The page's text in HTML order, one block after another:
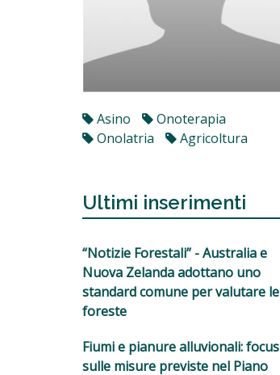
Asino
Onoterapia
Onolatria
Agricoltura
Ultimi inserimenti
“Notizie Forestali” - Australia e
Nuova Zelanda adottano uno
standard comune per valutare le
foreste
Fiumi e pianure alluvionali: focus
sulle misure previste nel Piano